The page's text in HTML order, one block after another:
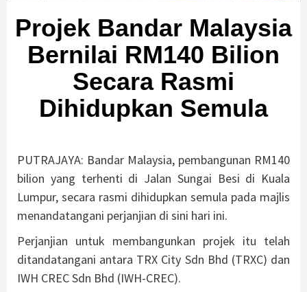
Projek Bandar Malaysia
Bernilai RM140 Bilion
Secara Rasmi
Dihidupkan Semula
PUTRAJAYA: Bandar Malaysia, pembangunan RM140
bilion yang terhenti di Jalan Sungai Besi di Kuala
Lumpur, secara rasmi dihidupkan semula pada majlis
menandatangani perjanjian di sini hari ini.
Perjanjian untuk membangunkan projek itu telah
ditandatangani antara TRX City Sdn Bhd (TRXC) dan
IWH CREC Sdn Bhd (IWH-CREC).